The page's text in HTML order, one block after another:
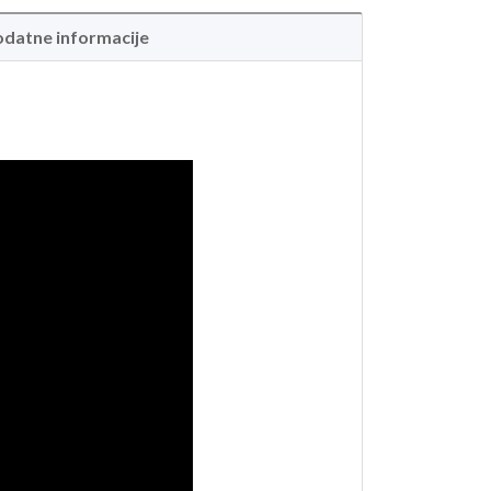
informacije